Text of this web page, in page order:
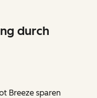
durch
Breeze sparen